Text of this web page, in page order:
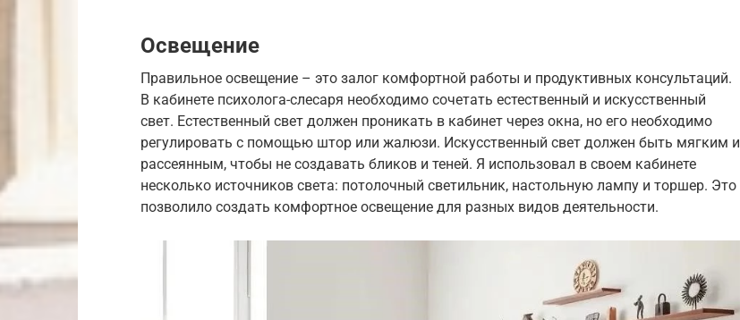
Освещение
Правильное освещение – это залог комфортной работы и продуктивных консультаций.
В кабинете психолога-слесаря необходимо сочетать естественный и искусственный
свет. Естественный свет должен проникать в кабинет через окна, но его необходимо
регулировать с помощью штор или жалюзи. Искусственный свет должен быть мягким и
рассеянным, чтобы не создавать бликов и теней. Я использовал в своем кабинете
несколько источников света: потолочный светильник, настольную лампу и торшер. Это
позволило создать комфортное освещение для разных видов деятельности.